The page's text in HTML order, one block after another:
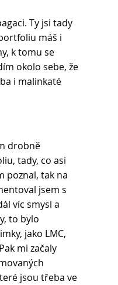
Ty jsi tady
máš i
k tomu se
okolo sebe, že
i malinkaté
drobně
tady, co asi
poznal, tak na
jsem s
víc smysl a
to bylo
jako LMC,
mi začaly
jsou třeba ve